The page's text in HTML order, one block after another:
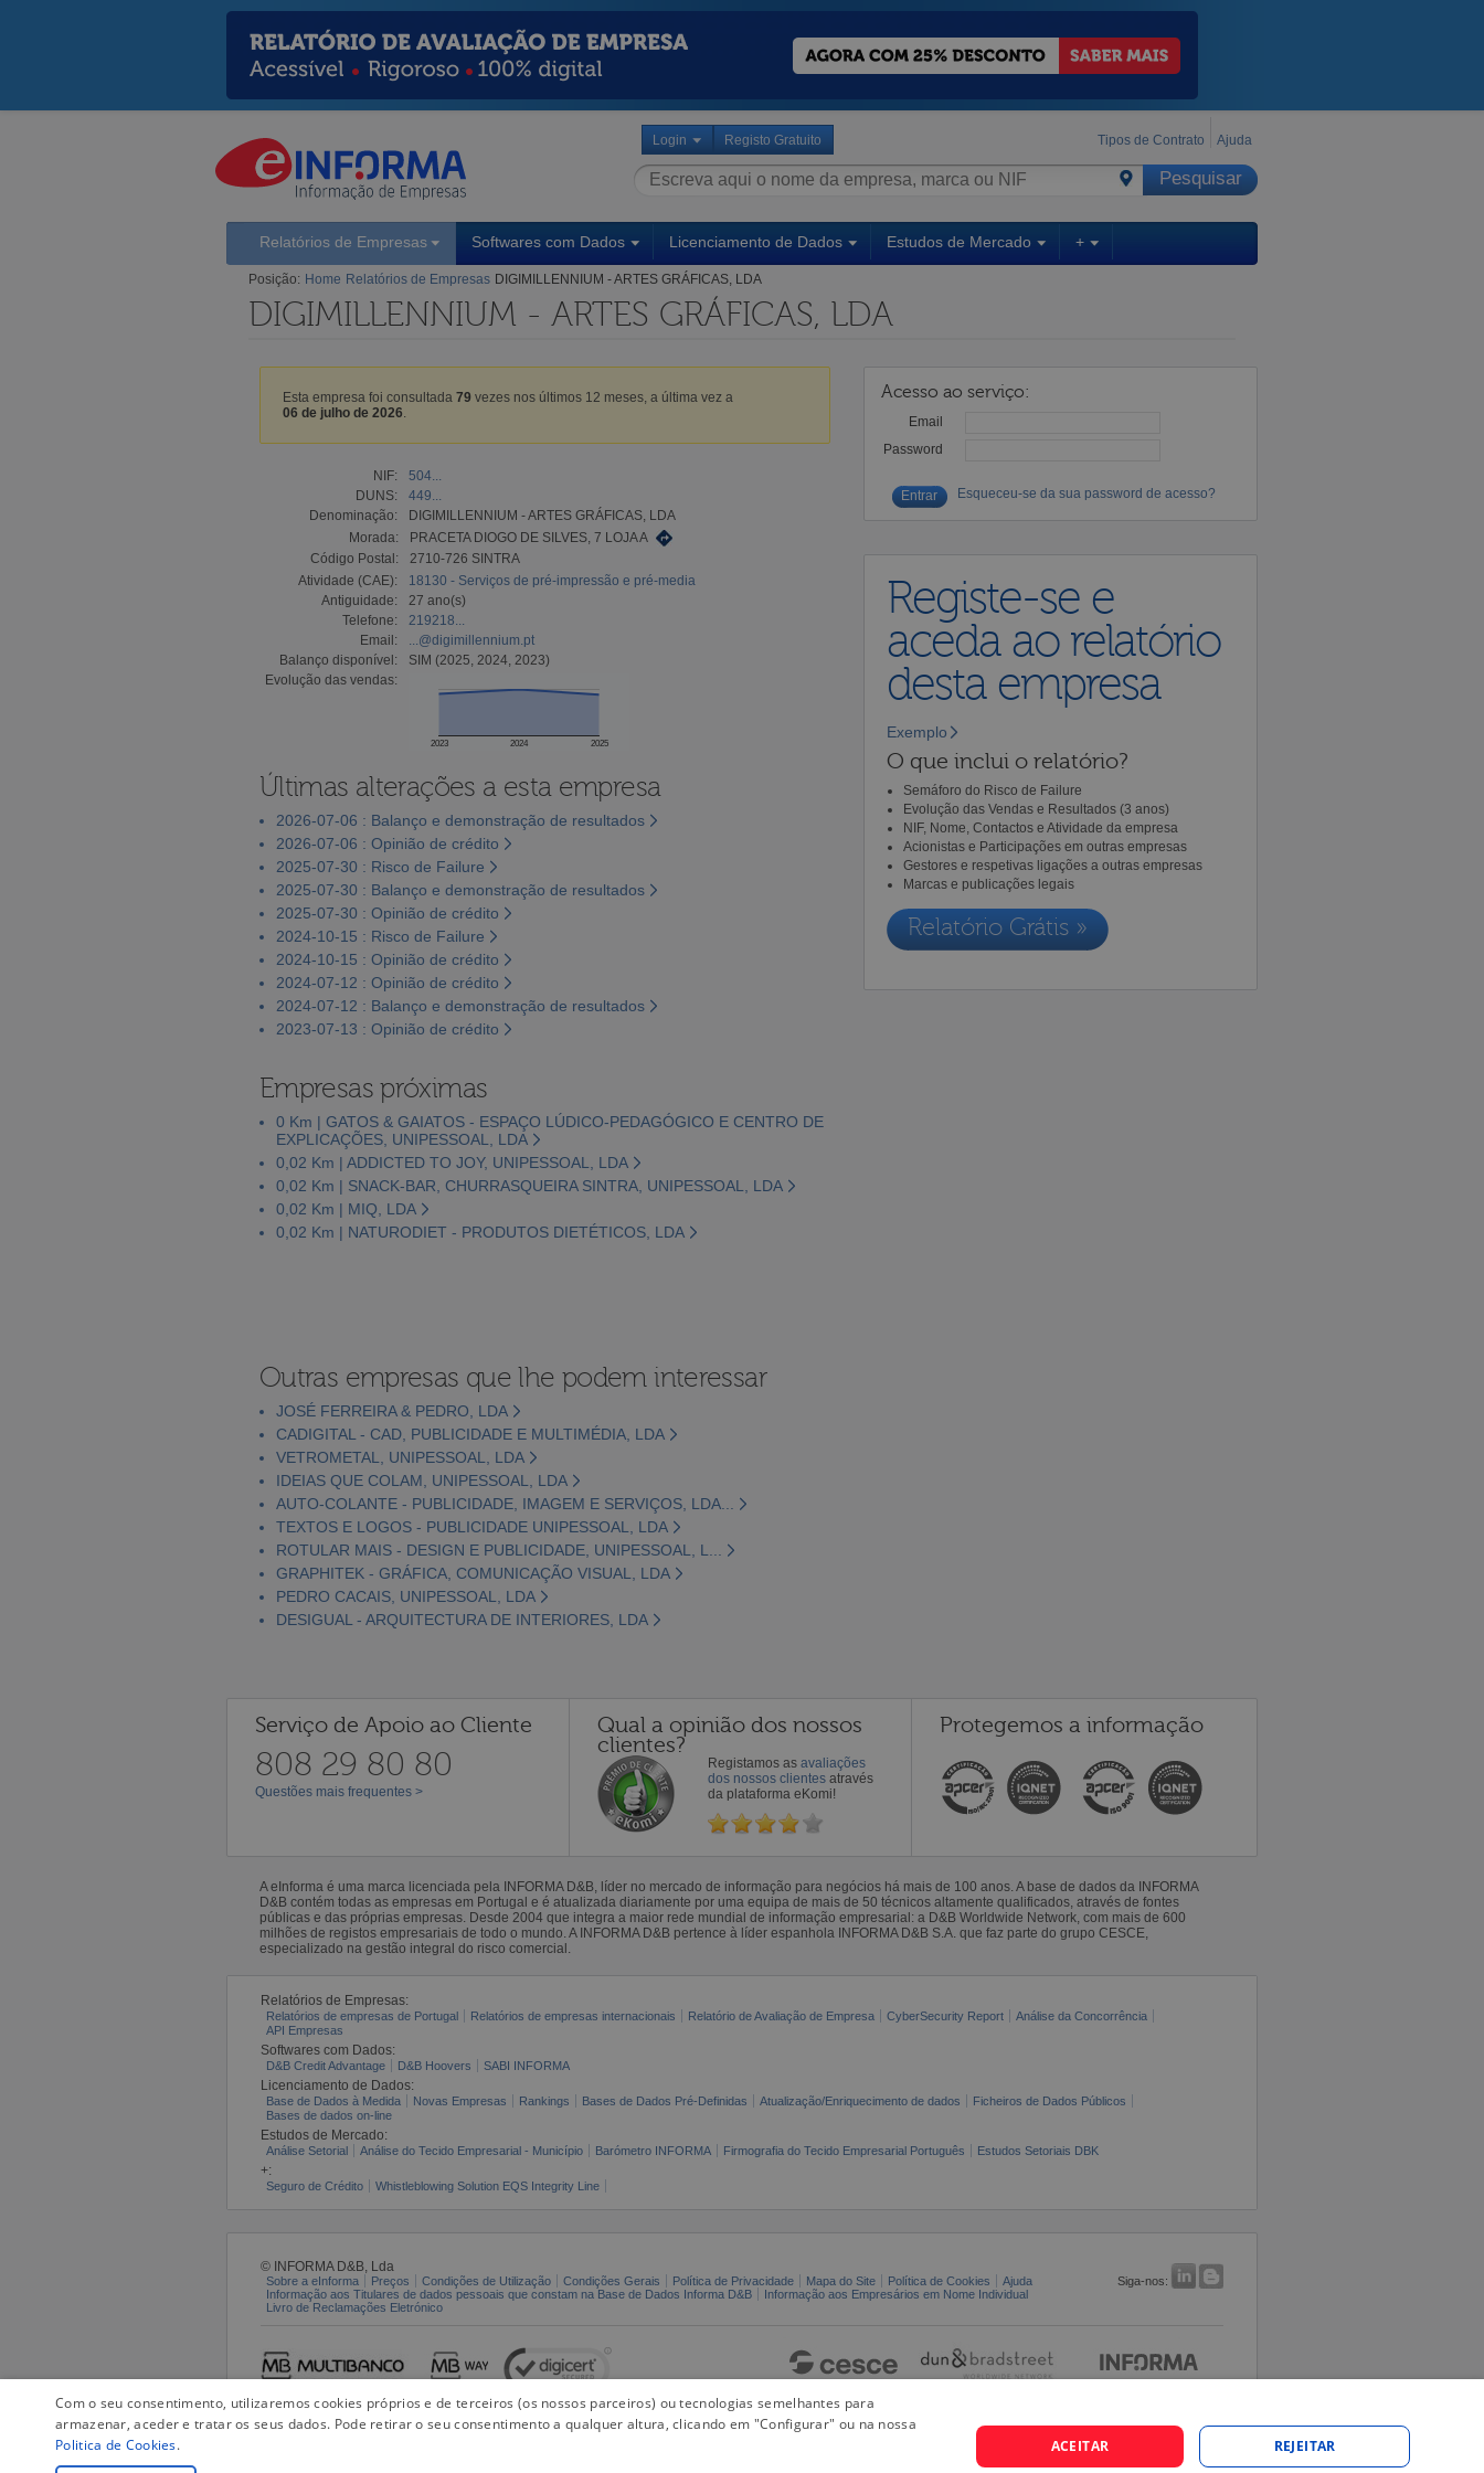
Login Registo Gratuito Tipos de Contrato Ajuda
Relatórios de Empresas Softwares com Dados Licenciamento de Dados Estudos de Mercado +
Posição: Home Relatórios de Empresas DIGIMILLENNIUM - ARTES GRÁFICAS, LDA
DIGIMILLENNIUM - ARTES GRÁFICAS, LDA
Esta empresa foi consultada 79 vezes nos últimos 12 meses, a última vez a
06 de julho de 2026
NIF:
504...
DUNS:
449...
Denominação:
DIGIMILLENNIUM - ARTES GRÁFICAS, LDA
Morada:
PRACETA DIOGO DE SILVES, 7 LOJA A
Código Postal:
2710-726 SINTRA
Atividade (CAE):
18130 - Serviços de pré-impressão e pré-media
Antiguidade:
27 ano(s)
Telefone:
219218...
Email:
...@digimillennium.pt
Balanço disponível:
SIM (2025, 2024, 2023)
Evolução das vendas:
2023 2024 2025
Últimas alterações a esta empresa
2026-07-06 : Balanço e demonstração de resultados
2026-07-06 : Opinião de crédito
2025-07-30 : Risco de Failure
2025-07-30 : Balanço e demonstração de resultados
2025-07-30 : Opinião de crédito
2024-10-15 : Risco de Failure
2024-10-15 : Opinião de crédito
2024-07-12 : Opinião de crédito
2024-07-12 : Balanço e demonstração de resultados
2023-07-13 : Opinião de crédito
Empresas próximas
0 Km | GATOS & GAIATOS - ESPAÇO LÚDICO-PEDAGÓGICO E CENTRO DE
EXPLICAÇÕES, UNIPESSOAL, LDA
0,02 Km | ADDICTED TO JOY, UNIPESSOAL, LDA
0,02 Km | SNACK-BAR, CHURRASQUEIRA SINTRA, UNIPESSOAL, LDA
0,02 Km | MIQ, LDA
0,02 Km | NATURODIET - PRODUTOS DIETÉTICOS, LDA
Acesso ao serviço:
Email
Password
Esqueceu-se da sua password de acesso?
Registe-se e
aceda ao relatório
desta empresa
Exemplo
O que inclui o relatório?
Semáforo do Risco de Failure
Evolução das Vendas e Resultados (3 anos)
NIF, Nome, Contactos e Atividade da empresa
Acionistas e Participações em outras empresas
Gestores e respetivas ligações a outras empresas
Marcas e publicações legais
Relatório Grátis »
Outras empresas que lhe podem interessar
JOSÉ FERREIRA & PEDRO, LDA
CADIGITAL - CAD, PUBLICIDADE E MULTIMÉDIA, LDA
VETROMETAL, UNIPESSOAL, LDA
IDEIAS QUE COLAM, UNIPESSOAL, LDA
AUTO-COLANTE - PUBLICIDADE, IMAGEM E SERVIÇOS, LDA...
TEXTOS E LOGOS - PUBLICIDADE UNIPESSOAL, LDA
ROTULAR MAIS - DESIGN E PUBLICIDADE, UNIPESSOAL, L...
GRAPHITEK - GRÁFICA, COMUNICAÇÃO VISUAL, LDA
PEDRO CACAIS, UNIPESSOAL, LDA
DESIGUAL - ARQUITECTURA DE INTERIORES, LDA
Serviço de Apoio ao Cliente
808 29 80 80
Questões mais frequentes >
Qual a opinião dos nossos
clientes?
Registamos as avaliações
dos nossos clientes através
da plataforma eKomi!
Protegemos a informação
A eInforma é uma marca licenciada pela INFORMA D&B, líder no mercado de informação para negócios há mais de 100 anos. A base de dados da INFORMA
D&B contém todas as empresas em Portugal e é atualizada diariamente por uma equipa de mais de 50 técnicos altamente qualificados, através de fontes
públicas e das próprias empresas. Desde 2004 que integra a maior rede mundial de informação empresarial: a D&B Worldwide Network, com mais de 600
milhões de registos empresariais de todo o mundo. A INFORMA D&B pertence à líder espanhola INFORMA D&B S.A. que faz parte do grupo CESCE,
especializado na gestão integral do risco comercial.
Relatórios de Empresas:
Relatórios de empresas de Portugal Relatórios de empresas internacionais Relatório de Avaliação de Empresa CyberSecurity Report
Análise da Concorrência
API Empresas
Softwares com Dados:
D&B Credit Advantage D&B Hoovers SABI INFORMA
Licenciamento de Dados:
Base de Dados à Medida Novas Empresas Rankings Bases de Dados Pré-Definidas Atualização/Enriquecimento de dados
Ficheiros de Dados Públicos
Bases de dados on-line
Estudos de Mercado:
Análise Setorial Análise do Tecido Empresarial - Município Barómetro INFORMA Firmografia do Tecido Empresarial Português Estudos Setoriais DBK
+:
Seguro de Crédito Whistleblowing Solution EQS Integrity Line
© INFORMA D&B, Lda
Sobre a eInforma Preços Condições de Utilização Condições Gerais Política de Privacidade Mapa do Site Política de Cookies Ajuda
Siga-nos:
Informação aos Titulares de dados pessoais que constam na Base de Dados Informa D&B
Informação aos Empresários em Nome Individual
Livro de Reclamações Eletrónico
Com o seu consentimento, utilizaremos cookies próprios e de terceiros (os nossos parceiros) ou tecnologias semelhantes para
armazenar, aceder e tratar os seus dados. Pode retirar o seu consentimento a qualquer altura, clicando em "Configurar" ou na nossa
Politica de Cookies. ACEITAR REJEITAR